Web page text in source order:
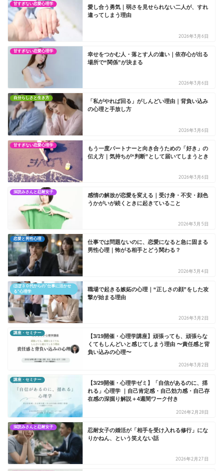
甘すぎない恋愛心理学
愛し合う勇気｜弱さを見せられない二人が、すれ
違ってしまう理由
2026年3月6日
甘すぎない恋愛心理学
幸せをつかむ人・落とす人の違い｜依存心が出る
場所で“関係”が決まる
2026年3月6日
自分らしさと生き方
「私がやれば回る」がしんどい理由｜背負い込み
の心理と手放し方
2026年3月6日
甘すぎない恋愛心理学
もう一度パートナーと向き合うための「好き」の
伝え方｜気持ちが“判断”として届いてしまうとき
2026年3月6日
深読みさんと忍耐女子
感情の解放が恋愛を変える｜受け身・不安・顔色
うかがいが続くときに起きていること
2026年3月5日
恋愛と男性心理
仕事では問題ないのに、恋愛になると急に固まる
男性心理｜怖がる相手とどう関わる？
2026年3月4日
ほぼ３０代からの”仕事に活かせ
る”心理学
職場で起きる嫉妬の心理｜“正しさの顔”をした攻
撃が始まる理由
2026年3月2日
講座・セミナー
【3/19開催・心理学講座】頑張っても、頑張らな
くてもしんどいと感じてしまう理由 〜責任感と背
負い込みの心理〜
2026年3月2日
講座・セミナー
【3/29開催・心理学ゼミ】「自信があるのに、揺
れる」心理学 ｜自己肯定感・自己効力感・自己存
在感の深掘り解説＋4週間ワーク付き
2026年2月28日
深読みさんと忍耐女子
忍耐女子の婚活が「相手を受け入れる修行」にな
りかねん、という笑えない話
2026年2月27日